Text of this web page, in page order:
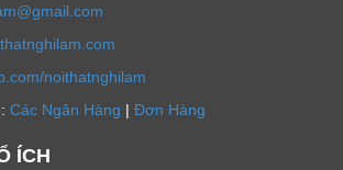
noithatnghilam
Các Ngân Hàng | Đơn Hàng
ÍCH